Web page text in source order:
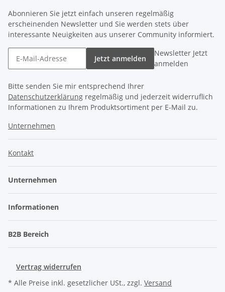
Abonnieren Sie jetzt einfach unseren regelmäßig
erscheinenden Newsletter und Sie werden stets über
interessante Neuigkeiten aus unserer Community informiert.
Jetzt anmelden
Newsletter Jetzt
anmelden
Bitte senden Sie mir entsprechend Ihrer
Datenschutzerklärung regelmäßig und jederzeit widerruflich
Informationen zu Ihrem Produktsortiment per E-Mail zu.
Unternehmen
Kontakt
Unternehmen
Informationen
B2B Bereich
Vertrag widerrufen
* Alle Preise inkl. gesetzlicher USt., zzgl. Versand